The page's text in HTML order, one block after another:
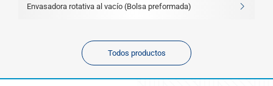
Envasadora rotativa al vacío (Bolsa preformada)
Todos productos